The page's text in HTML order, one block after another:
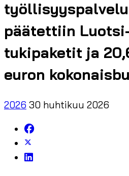
päätettiin
tukipaketit ja
euron
2026 30 huhtikuu 2026